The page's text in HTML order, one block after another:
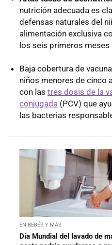
nutrición adecuada es
defensas naturales del
alimentación exclusiva
los seis primeros meses
Baja cobertura de
niños menores de cinco
con las tres dosis de la
conjugada (PCV) que
las bacterias
EN BEBÉS Y MÁS
Día Mundial del lavado de